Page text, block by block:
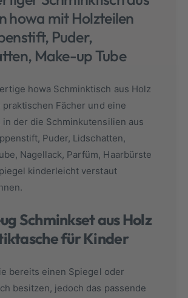
howa mit Holzteilen
Puder,
Make-up Tube
howa Schminktisch aus Holz
Fächer und eine
in der die Schminkutensilien aus
Puder, Lidschatten,
Nagellack, Parfüm, Haarbürste
kinderleicht verstaut
Schminkset aus Holz
für Kinder
bereits einen Spiegel oder
besitzen, jedoch das passende